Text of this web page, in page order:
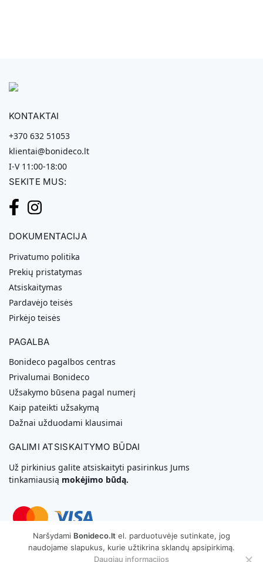
KONTAKTAI
+370 632 51053
klientai@bonideco.lt
I-V 11:00-18:00
SEKITE MUS:
DOKUMENTACIJA
Privatumo politika
Prekių pristatymas
Atsiskaitymas
Pardavėjo teisės
Pirkėjo teisės
PAGALBA
Bonideco pagalbos centras
Privalumai Bonideco
Užsakymo būsena pagal numerį
Kaip pateikti užsakymą
Dažnai užduodami klausimai
GALIMI ATSISKAITYMO BŪDAI
Už pirkinius galite atsiskaityti pasirinkus Jums
tinkamiausią mokėjimo būdą.
Svetainių Kūrimas
Naršydami Bonideco.lt el. parduotuvėje sutinkate, jog
naudojame slapukus, kurie užtikrina sklandų apsipirkimą.
Daugiau informacijos